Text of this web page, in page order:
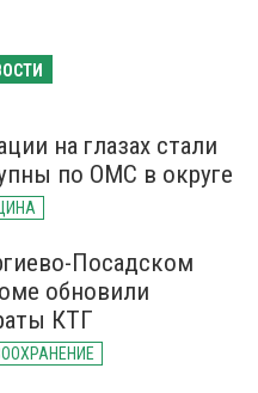
на глазах стали
по ОМС в округе
Посадском
обновили
КТГ